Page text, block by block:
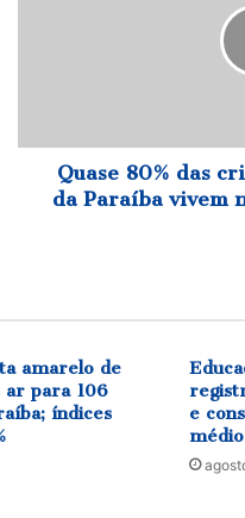
vivem
pobreza,
Quase 80% das
da Paraíba vivem
amarelo de
ar para 106
índices
e
médio